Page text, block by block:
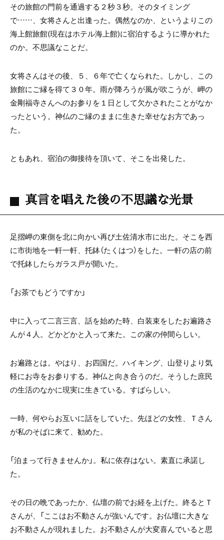
その旅館の門前を通過する２秒３秒。そのタイミング
で……、女将さんと出逢った。偶然なのか、というよりこの
海上館旅館(現在はホテル海上館)に宿泊するように導かれた
のか。不思議なことだ。
女将さんはその後、５、６年で亡くなられた。しかし、この
旅館にご縁を得て３０年。雨が降ろうが風が吹こうが、岬の
金剛福寺さんへのお参りを１日として欠かされたことがなか
ったという。神仏のご縁のままに生きた幸せなお方であっ
た。
ともあれ、宿泊の御接待を頂いて、そこを出発した。
真言を唱えた後の不思議な光景
足摺岬の東側を北に向かい再び土佐清水市に出た。そこを西
に市街地を一軒一軒、托鉢（たくはつ）をした。一軒の店の前
で托鉢したらガラス戸が開いた。
「お茶でもどうですか」
中に入って二言三言、話を始めた時、白装束をしたお遍路さ
んが４人。どかどかと入って来た。この家の仲間らしい。
お遍路とは。やはり、お四国だ。ハイキング、山登りより気
軽にお寺をお参りする。神仏と向き合うのだ。そうした庶民
の生活のなかに現実に生きている。すばらしい。
一時、何やらお互いに話をしていた。先ほどの女性、Ｔさん
が私のそばに来て、勧めた。
「泊まって行きませんか」。私に依存はない。素直に承諾し
た。
その日の晩であったか、仏壇の前でお経を上げた。終るとＴ
さんが、「ここはお不動さんが強いんです。お仏壇に大きな
お不動さんが現れました。お不動さんが大変喜んでいると思